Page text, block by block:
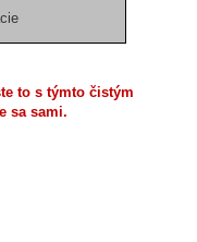
to s týmto čistým
sa sami.